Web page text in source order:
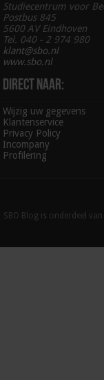
Studiecentrum voor
Postbus 845
5600 AV Eindhoven
Tel. 040 - 2 974 980
klant@sbo.nl
www.sbo.nl
Direct naar:
Wijzig uw gegevens
Klantenservice
Privacy Policy
Incompany
Profilering
SBO Blog is onderdeel